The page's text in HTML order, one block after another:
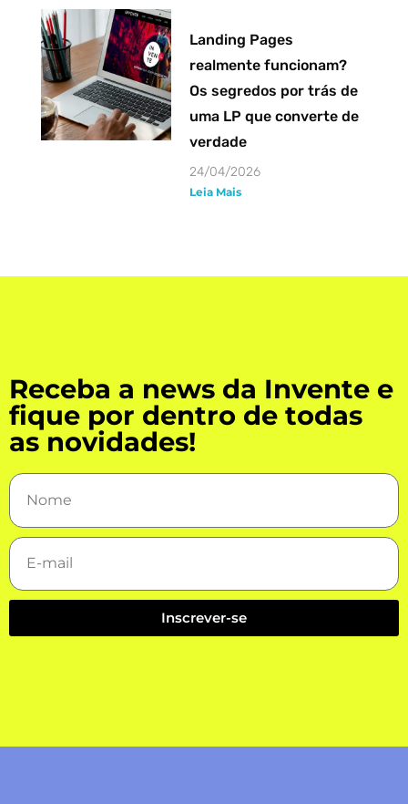
Landing Pages
realmente funcionam?
Os segredos por trás de
uma LP que converte de
verdade
24/04/2026
Leia Mais
Receba a news da Invente e
fique por dentro de todas
as novidades!
Inscrever-se